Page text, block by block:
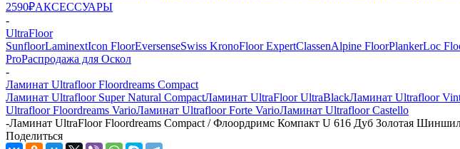
2590₽АКСЕССУАРЫ
-
UltraFloor
SunfloorLaminextIcon FloorEversenseSwiss KronoFloor ExpertClassenAlpine FloorPlankerLoc
ProРаспродажа для Оскол
-
Ламинат Ultrafloor Floordreams Compact
Ламинат Ultrafloor Super Natural CompactЛаминат UltraFloor UltraBlackЛаминат Ultrafloor
Ultrafloor Floordreams VarioЛаминат Ultrafloor Forte VarioЛаминат Ultrafloor Castello
-Ламинат UltraFloor Floordreams Compact / Флоордримс Компакт U 616 Дуб Золотая
Поделиться